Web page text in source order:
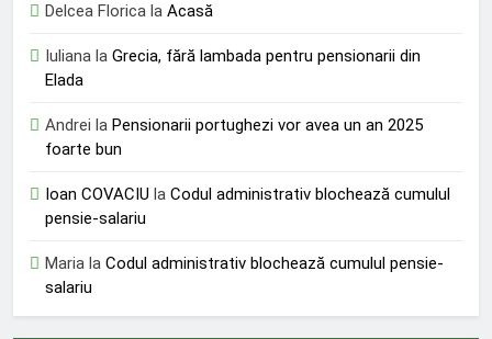
Delcea Florica la Acasă
Iuliana la Grecia, fără lambada pentru pensionarii din
Elada
Andrei la Pensionarii portughezi vor avea un an 2025
foarte bun
Ioan COVACIU la Codul administrativ blochează cumulul
pensie-salariu
Maria la Codul administrativ blochează cumulul pensie-
salariu